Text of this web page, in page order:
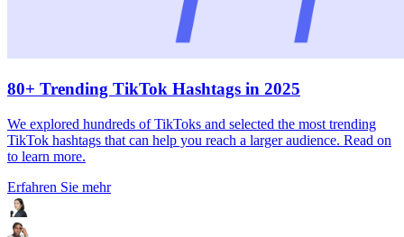
80+ Trending TikTok Hashtags in 2025
We explored hundreds of TikToks and selected the most trending
TikTok hashtags that can help you reach a larger audience. Read on
to learn more.
Erfahren Sie mehr